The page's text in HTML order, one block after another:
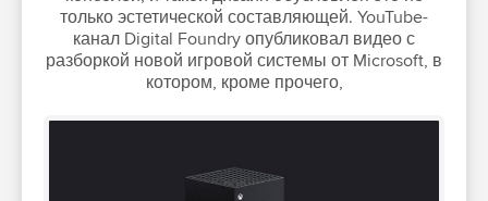
только эстетической составляющей. YouTube-
канал Digital Foundry опубликовал видео с
разборкой новой игровой системы от Microsoft, в
котором, кроме прочего,